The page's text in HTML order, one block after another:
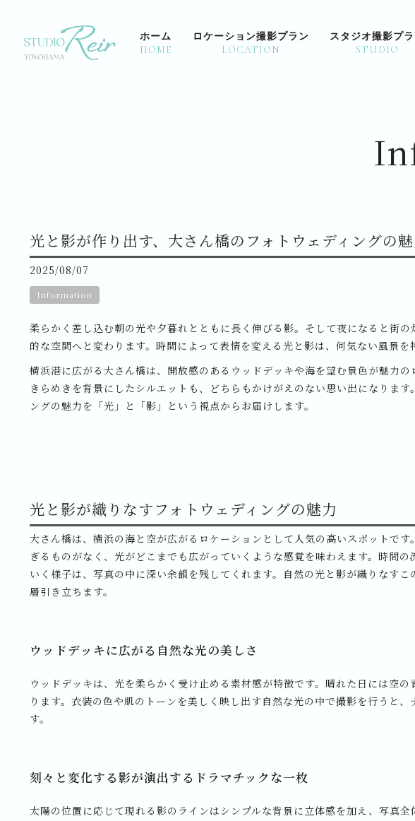
ホーム
HOME
ロケーション撮影プラン
LOCATION
スタジオ撮影プ
STUDIO
光と影が作り出す、大さん橋のフォトウェディングの
2025/08/07
Information
柔らかく差し込む朝の光や夕暮れとともに長く伸びる影。そして夜になると街
的な空間へと変わります。時間によって表情を変える光と影は、何気ない風景を
横浜港に広がる大さん橋は、開放感のあるウッドデッキや海を望む景色が魅力
きらめきを背景にしたシルエットも、どちらもかけがえのない思い出になりま
ングの魅力を「光」と「影」という視点からお届けします。
光と影が織りなすフォトウェディングの魅力
大さん橋は、横浜の海と空が広がるロケーションとして人気の高いスポットで
ぎるものがなく、光がどこまでも広がっていくような感覚を味わえます。時間
いく様子は、写真の中に深い余韻を残してくれます。自然の光と影が織りなす
層引き立ちます。
ウッドデッキに広がる自然な光の美しさ
ウッドデッキは、光を柔らかく受け止める素材感が特徴です。晴れた日には空
ります。衣装の色や肌のトーンを美しく映し出す自然な光の中で撮影を行うと
す。
刻々と変化する影が演出するドラマチックな一枚
太陽の位置に応じて現れる影のラインはシンプルな背景に立体感を加え、写真